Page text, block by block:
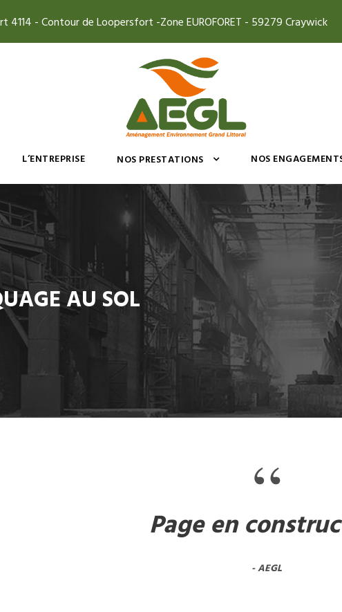
4114 - Contour de Loopersfort -Zone EUROFORET - 59279 Craywick
L’ENTREPRISE NOS PRESTATIONS NOS
AU SOL
“
Page en
AEGL